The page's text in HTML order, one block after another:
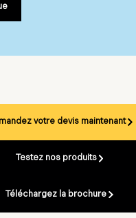
votre devis maintenant
Testez nos produits
Téléchargez la brochure